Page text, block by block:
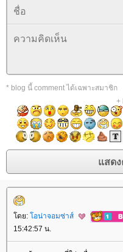
* blog นี้ comment ได้เฉพาะสมาชิก
+
ดย: อน่าจอมซ่าส์
15:42:57 น.